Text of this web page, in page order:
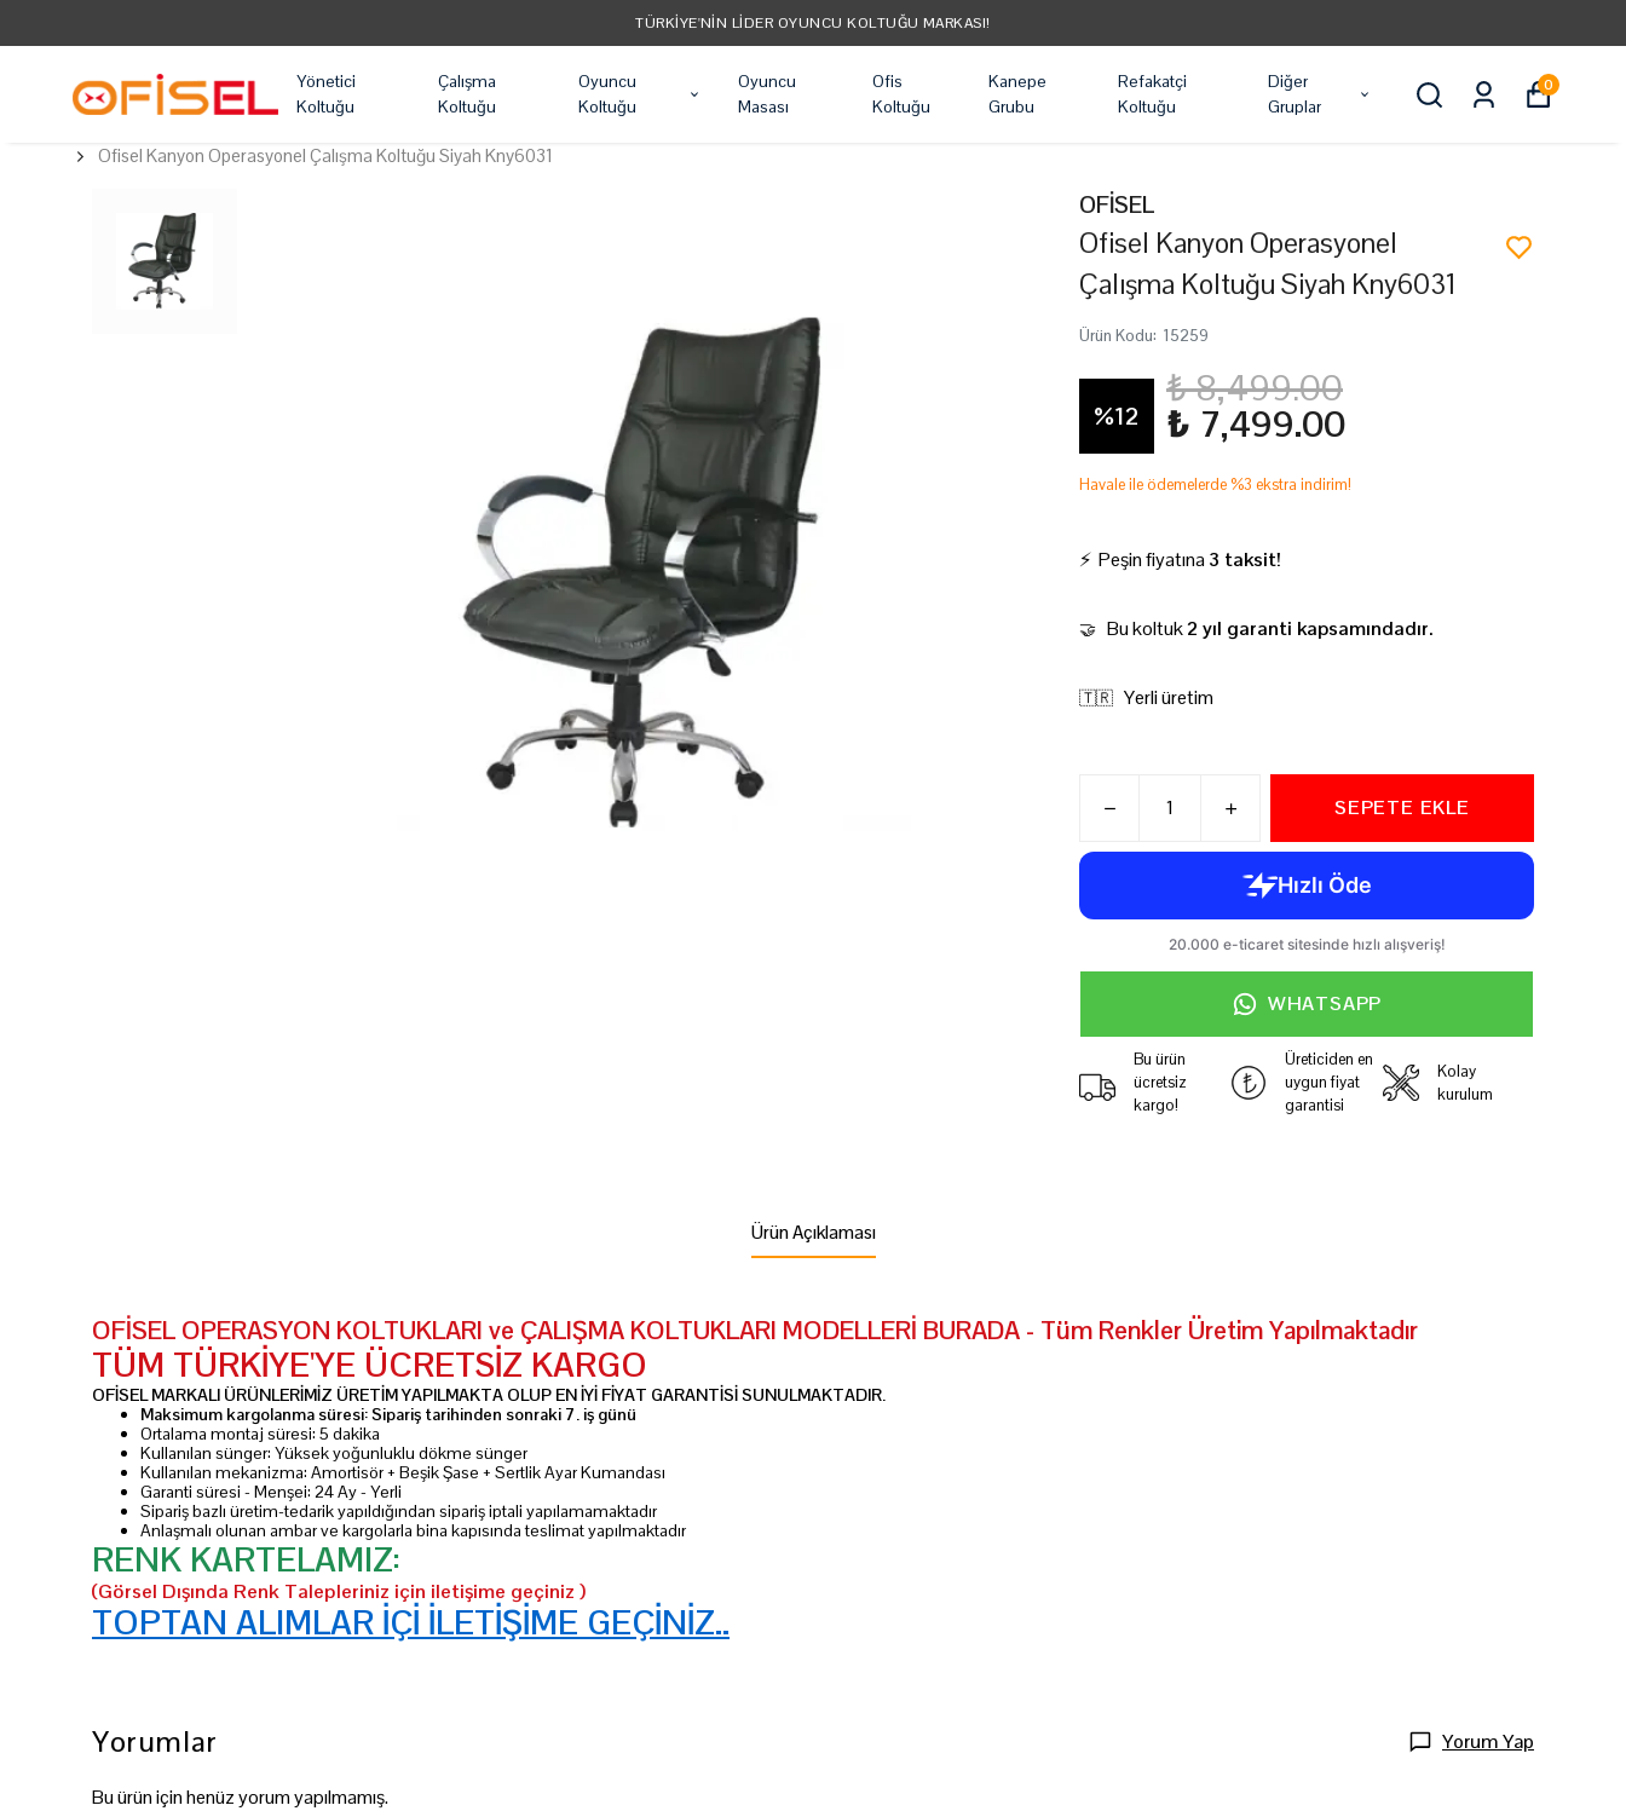
TÜRKIYE'NIN LIDER OYUNCU KOLTUĞU MARKASI!
Yönetici
Koltuğu
Çalışma
Koltuğu
Oyuncu
Koltuğu
Oyuncu
Masası
Ofis
Koltuğu
Kanepe
Grubu
Refakatçi
Koltuğu
Diğer
Gruplar
0
Ofisel Kanyon Operasyonel Çalışma Koltuğu Siyah Kny6031
OFİSEL
Ofisel Kanyon Operasyonel
Çalışma Koltuğu Siyah Kny6031
Ürün Kodu: 15259
%12
₺ 8,499.00
₺ 7,499.00
Havale ile ödemelerde %3 ekstra indirim!
⚡ Peşin fiyatına 3 taksit!
🤝 Bu koltuk2 yıl garanti kapsamındadır.
🇹🇷 Yerli üretim
SEPETE EKLE
WHATSAPP
Bu ürün
ücretsiz
kargo!
Üreticiden en
uygun fiyat
garantisi
Kolay
kurulum
Ürün Açıklaması
OFİSEL OPERASYON KOLTUKLARI ve ÇALIŞMA KOLTUKLARI MODELLERİ BURADA - Tüm Renkler Üretim Yapılmaktadır
TÜM TÜRKİYE'YE ÜCRETSİZ KARGO
OFİSEL MARKALI ÜRÜNLERİMİZ ÜRETİM YAPILMAKTA OLUP EN İYİ FİYAT GARANTİSİ SUNULMAKTADIR.
Maksimum kargolanma süresi: Sipariş tarihinden sonraki 7. iş günü
Ortalama montaj süresi: 5 dakika
Kullanılan sünger: Yüksek yoğunluklu dökme sünger
Kullanılan mekanizma: Amortisör + Beşik Şase + Sertlik Ayar Kumandası
Garanti süresi - Menşei: 24 Ay - Yerli
Sipariş bazlı üretim-tedarik yapıldığından sipariş iptali yapılamamaktadır
Anlaşmalı olunan ambar ve kargolarla bina kapısında teslimat yapılmaktadır
RENK KARTELAMIZ:
(Görsel Dışında Renk Talepleriniz için iletişime geçiniz )
TOPTAN ALIMLAR İÇİ İLETİŞİME GEÇİNİZ..
Yorumlar Yorum Yap
Bu ürün için henüz yorum yapılmamış.